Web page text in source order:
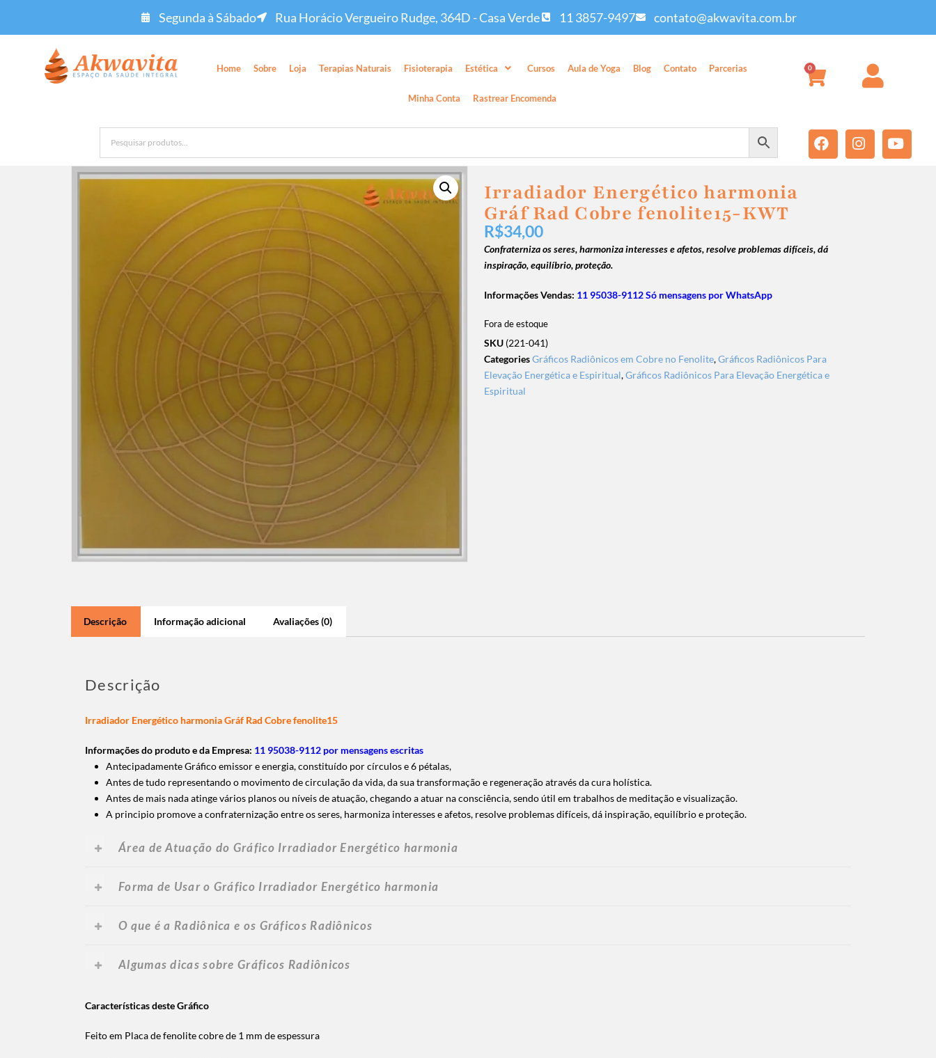
Segunda à Sábado Rua Horácio Vergueiro Rudge, 364D - Casa Verde 11 3857-9497 contato@akwavita.com.br
Home Sobre Loja Terapias Naturais Fisioterapia Estética Cursos Aula de Yoga Blog Contato Parcerias
Minha Conta Rastrear Encomenda
0
Irradiador Energético harmonia
Gráf Rad Cobre fenolite15-KWT
R$34,00
Confraterniza os seres, harmoniza interesses e afetos, resolve problemas difíceis, dá
inspiração, equilíbrio, proteção.
Informações Vendas: 11 95038-9112 Só mensagens por WhatsApp
Fora de estoque
SKU (221-041)
CategoriesGráficos Radiônicos em Cobre no Fenolite,Gráficos Radiônicos Para
Elevação Energética e Espiritual,Gráficos Radiônicos Para Elevação Energética e
Espiritual
Descrição Informação adicional Avaliações (0)
Descrição
Irradiador Energético harmonia Gráf Rad Cobre fenolite15
Informações do produto e da Empresa: 11 95038-9112 por mensagens escritas
Antecipadamente Gráfico emissor e energia, constituído por círculos e 6 pétalas,
Antes de tudo representando o movimento de circulação da vida, da sua transformação e regeneração através da cura holística.
Antes de mais nada atinge vários planos ou níveis de atuação, chegando a atuar na consciência, sendo útil em trabalhos de meditação e visualização.
A principio promove a confraternização entre os seres, harmoniza interesses e afetos, resolve problemas difíceis, dá inspiração, equilíbrio e proteção.
Área de Atuação do Gráfico Irradiador Energético harmonia
Forma de Usar o Gráfico Irradiador Energético harmonia
O que é a Radiônica e os Gráficos Radiônicos
Algumas dicas sobre Gráficos Radiônicos
Características deste Gráfico
Feito em Placa de fenolite cobre de 1 mm de espessura